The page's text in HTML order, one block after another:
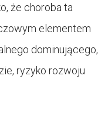
że choroba ta
elementem
dominującego,
ryzyko rozwoju